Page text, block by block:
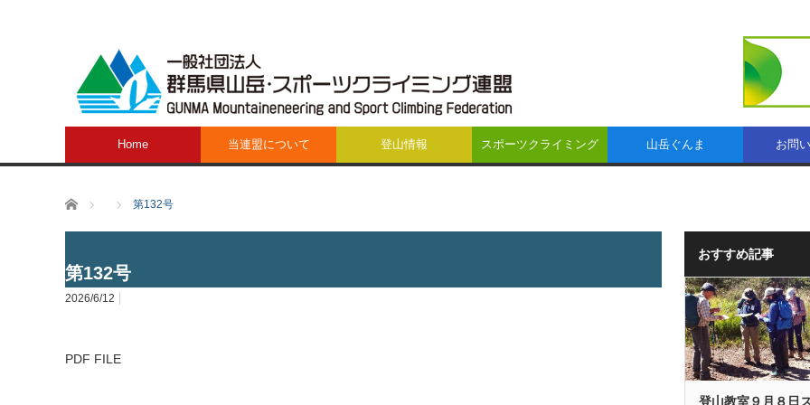
Home 当連盟について 登山情報 スポーツクライミング 山岳ぐんま お問
ホーム 第132号
第132号
2026/6/12
PDF FILE
おすすめ記事
登山教室９月８日